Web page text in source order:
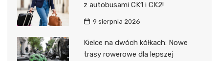
z autobusami CK1 i CK2!
9 sierpnia 2026
Kielce na dwóch kółkach: Nowe
trasy rowerowe dla lepszej